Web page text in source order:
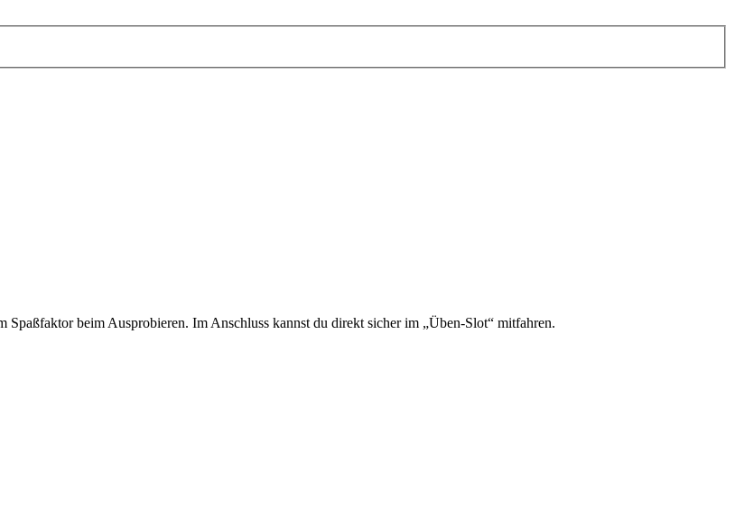
beim Ausprobieren. Im Anschluss kannst du direkt sicher im „Üben-Slot“ mitfahren.